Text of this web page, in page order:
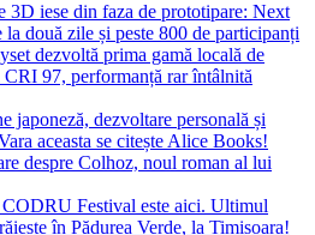
3D iese din faza de prototipare: Next
două zile și peste 800 de participanți
dezvoltă prima gamă locală de
97, performanță rar întâlnită
japoneză, dezvoltare personală și
aceasta se citește Alice Books!
despre Colhoz, noul roman al lui
Festival este aici. Ultimul
în Pădurea Verde, la Timișoara!